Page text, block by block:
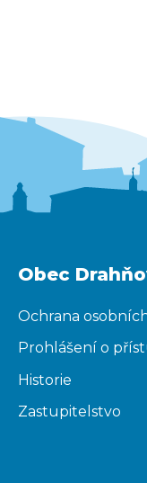
Obec
Ochrana
Prohlášení o
Historie
Zastupitelstvo